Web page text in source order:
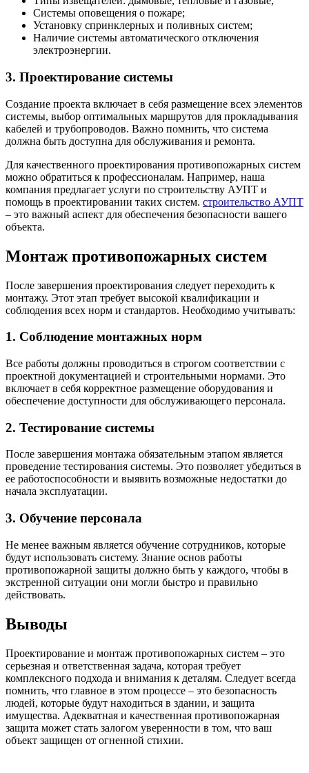
Системы оповещения о пожаре;
Установку спринклерных и поливных систем;
Наличие системы автоматического отключения
электроэнергии.
3. Проектирование системы
Создание проекта включает в себя размещение всех элементов
системы, выбор оптимальных маршрутов для прокладывания
кабелей и трубопроводов. Важно помнить, что система
должна быть доступна для обслуживания и ремонта.
Для качественного проектирования противопожарных систем
можно обратиться к профессионалам. Например, наша
компания предлагает услуги по строительству АУПТ и
помощь в проектировании таких систем. строительство АУПТ
– это важный аспект для обеспечения безопасности вашего
объекта.
Монтаж противопожарных систем
После завершения проектирования следует переходить к
монтажу. Этот этап требует высокой квалификации и
соблюдения всех норм и стандартов. Необходимо учитывать:
1. Соблюдение монтажных норм
Все работы должны проводиться в строгом соответствии с
проектной документацией и строительными нормами. Это
включает в себя корректное размещение оборудования и
обеспечение доступности для обслуживающего персонала.
2. Тестирование системы
После завершения монтажа обязательным этапом является
проведение тестирования системы. Это позволяет убедиться в
ее работоспособности и выявить возможные недостатки до
начала эксплуатации.
3. Обучение персонала
Не менее важным является обучение сотрудников, которые
будут использовать систему. Знание основ работы
противопожарной защиты должно быть у каждого, чтобы в
экстренной ситуации они могли быстро и правильно
действовать.
Выводы
Проектирование и монтаж противопожарных систем – это
серьезная и ответственная задача, которая требует
комплексного подхода и внимания к деталям. Следует всегда
помнить, что главное в этом процессе – это безопасность
людей, которые будут находиться в здании, и защита
имущества. Адекватная и качественная противопожарная
защита может стать залогом уверенности в том, что ваш
объект защищен от огненной стихии.